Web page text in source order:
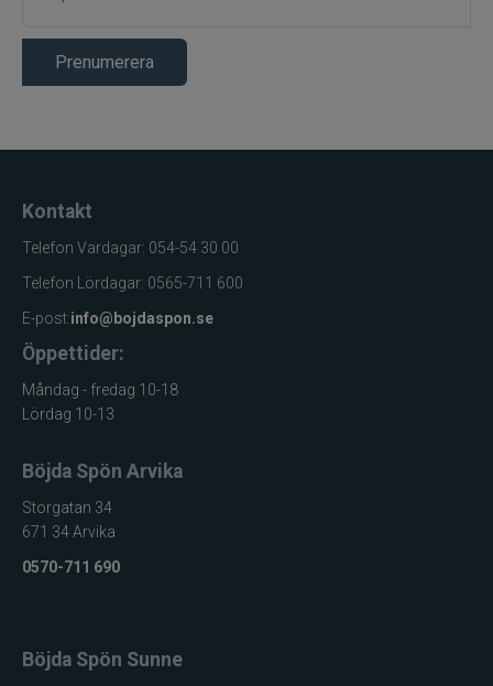
Prenumerera
Kontakt
Telefon Vardagar: 054-54 30 00
Telefon Lördagar: 0565-711 600
E-post:info@bojdaspon.se
Öppettider:
Måndag - fredag 10-18
Lördag 10-13
Böjda Spön Arvika
Storgatan 34
671 34 Arvika
0570-711 690
Böjda Spön Sunne